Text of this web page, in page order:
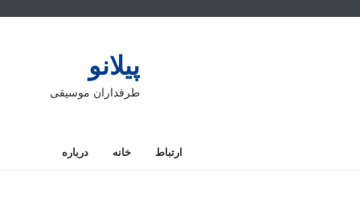
پیلانو
طرفداران موسیقی
ارتباط خانه درباره